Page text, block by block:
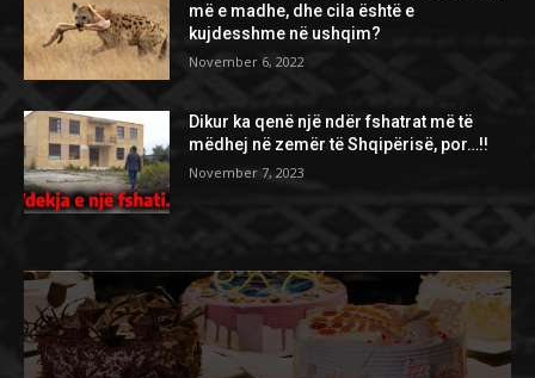
më e madhe, dhe cila është e
kujdesshme në ushqim?
November 6, 2022
Dikur ka qenë një ndër fshatrat më të
mëdhej në zemër të Shqipërisë, por…!!
November 7, 2023